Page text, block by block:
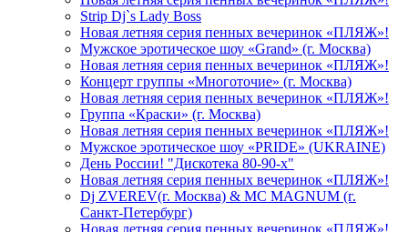
Strip Dj`s Lady Boss
Новая летняя серия пенных вечеринок «ПЛЯЖ»!
Мужское эротическое шоу «Grand» (г. Москва)
Новая летняя серия пенных вечеринок «ПЛЯЖ»!
Концерт группы «Многоточие» (г. Москва)
Новая летняя серия пенных вечеринок «ПЛЯЖ»!
Группа «Краски» (г. Москва)
Новая летняя серия пенных вечеринок «ПЛЯЖ»!
Мужское эротическое шоу «PRIDE» (UKRAINE)
День России! "Дискотека 80-90-х"
Новая летняя серия пенных вечеринок «ПЛЯЖ»!
Dj ZVEREV(г. Москва) & MC MAGNUM (г.
Санкт-Петербург)
Новая летняя серия пенных вечеринок «ПЛЯЖ»!